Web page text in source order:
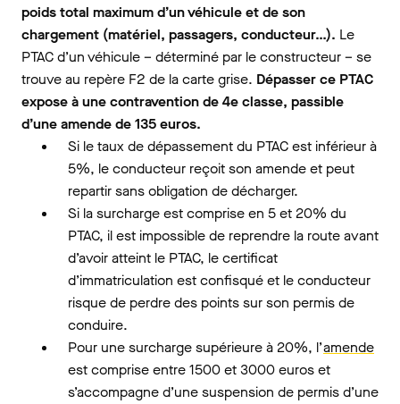
poids total maximum d’un véhicule et de son
chargement (matériel, passagers, conducteur…). Le
PTAC d’un véhicule – déterminé par le constructeur – se
trouve au repère F2 de la carte grise. Dépasser ce PTAC
expose à une contravention de 4e classe, passible
d’une amende de 135 euros.
Si le taux de dépassement du PTAC est inférieur à
5%, le conducteur reçoit son amende et peut
repartir sans obligation de décharger.
Si la surcharge est comprise en 5 et 20% du
PTAC, il est impossible de reprendre la route avant
d’avoir atteint le PTAC, le certificat
d’immatriculation est confisqué et le conducteur
risque de perdre des points sur son permis de
conduire.
Pour une surcharge supérieure à 20%, l’amende
est comprise entre 1500 et 3000 euros et
s’accompagne d’une suspension de permis d’une